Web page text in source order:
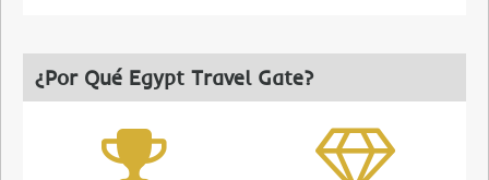
¿Por Qué Egypt Travel Gate?